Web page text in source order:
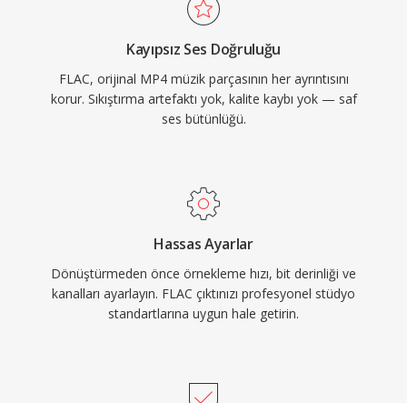
sırasında orijinal sinyalin bit düzeyinde tam
restorasyonu. İkincisi, Vorbis yorumları ve
albüm kapağı aracılığıyla gömülü üst veriler, ek
dosyalara gerek kalmadan kütüphaneleri
düzenli tutar. Üçüncüsü, açık kaynak
lisanslaması patent veya telif ücreti bulunmadığı
Kayıpsız Ses Doğruluğu
FLAC, orijinal MP4 müzik parçasının her ayrıntısını
korur. Sıkıştırma artefaktı yok, kalite kaybı yok — saf
ses bütünlüğü.
Hassas Ayarlar
Dönüştürmeden önce örnekleme hızı, bit derinliği ve
kanalları ayarlayın. FLAC çıktınızı profesyonel stüdyo
standartlarına uygun hale getirin.